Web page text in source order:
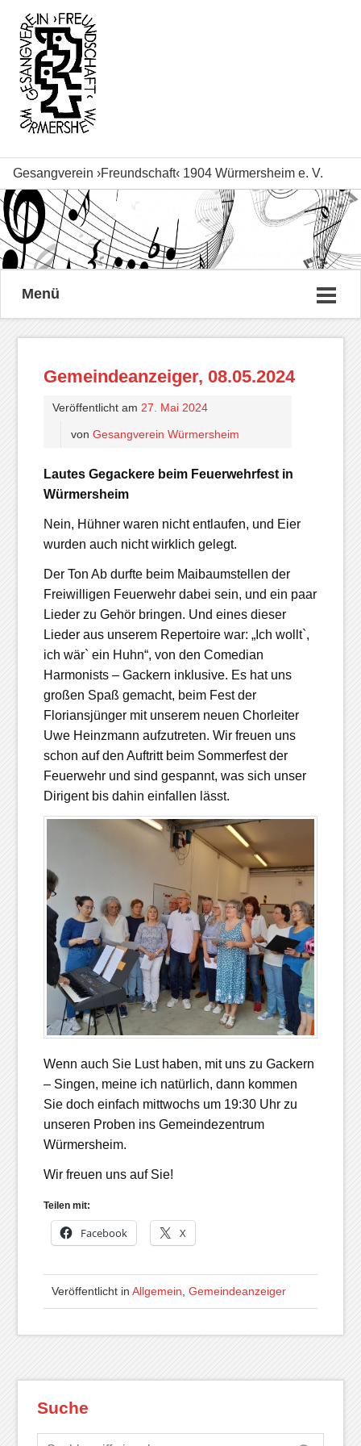
Gesangverein ›Freundschaft‹ 1904 Würmersheim e. V.
Menü
Gemeindeanzeiger, 08.05.2024
Veröffentlicht am 27. Mai 2024
von Gesangverein Würmersheim
Lautes Gegackere beim Feuerwehrfest in
Würmersheim
Nein, Hühner waren nicht entlaufen, und Eier
wurden auch nicht wirklich gelegt.
Der Ton Ab durfte beim Maibaumstellen der
Freiwilligen Feuerwehr dabei sein, und ein paar
Lieder zu Gehör bringen. Und eines dieser
Lieder aus unserem Repertoire war: „Ich wollt`,
ich wär` ein Huhn“, von den Comedian
Harmonists – Gackern inklusive. Es hat uns
großen Spaß gemacht, beim Fest der
Floriansjünger mit unserem neuen Chorleiter
Uwe Heinzmann aufzutreten. Wir freuen uns
schon auf den Auftritt beim Sommerfest der
Feuerwehr und sind gespannt, was sich unser
Dirigent bis dahin einfallen lässt.
Wenn auch Sie Lust haben, mit uns zu Gackern
– Singen, meine ich natürlich, dann kommen
Sie doch einfach mittwochs um 19:30 Uhr zu
unseren Proben ins Gemeindezentrum
Würmersheim.
Wir freuen uns auf Sie!
Teilen mit:
Facebook X
Veröffentlicht in Allgemein, Gemeindeanzeiger
Suche